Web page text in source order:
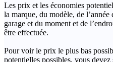
Les prix et les économies
la marque, du modèle, de
garage et du moment et de
être effectuée.
Pour voir le prix le plus bas
potentielles possibles, vous